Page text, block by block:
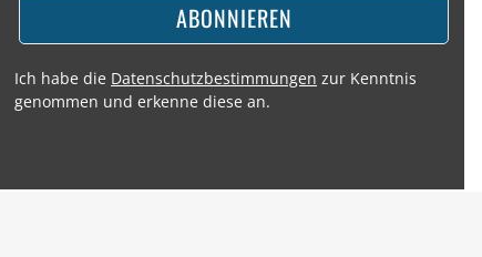
ABONNIEREN
Ich habe die Datenschutzbestimmungen zur Kenntnis
genommen und erkenne diese an.